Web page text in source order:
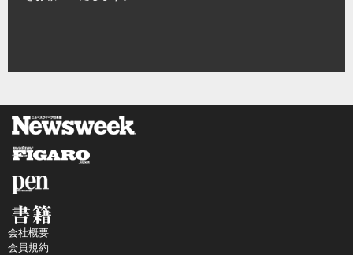
会社概要
会員規約